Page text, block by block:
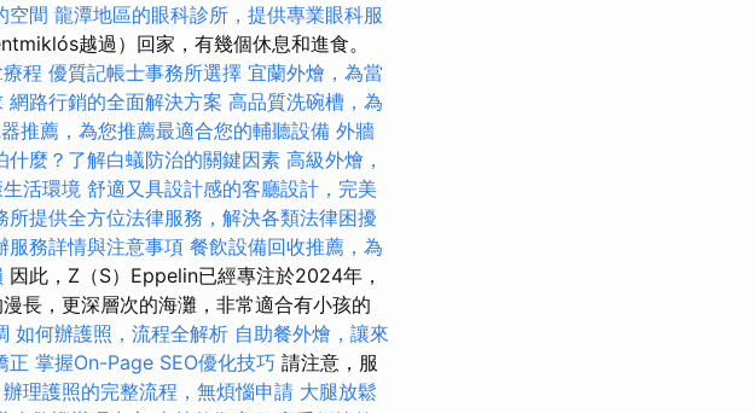
空間 龍潭地區的眼科診所，提供專業眼科服
越過）回家，有幾個休息和進食。
程 優質記帳士事務所選擇 宜蘭外燴，為當
網路行銷的全面解決方案 高品質洗碗槽，為
推薦，為您推薦最適合您的輔聽設備 外牆
什麼？了解白蟻防治的關鍵因素 高級外燴，
活環境 舒適又具設計感的客廳設計，完美
所提供全方位法律服務，解決各類法律困擾
服務詳情與注意事項 餐飲設備回收推薦，為
因此，Z（S）Eppelin已經專注於2024年，
長，更深層次的海灘，非常適合有小孩的
如何辦護照，流程全解析 自助餐外燴，讓來
正 掌握On-Page SEO優化技巧 請注意，服
辦理護照的完整流程，無煩惱申請 大腿放鬆